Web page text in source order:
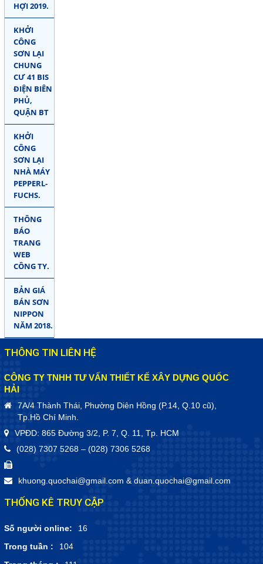
HỢI 2019.
KHỞI
CÔNG
SƠN LẠI
CHUNG
CƯ 41 BIS
ĐIỆN BIÊN
PHỦ,
QUẬN BT
KHỞI
CÔNG
SƠN LẠI
NHÀ MÁY
PEPPERL-
FUCHS.
THÔNG
BÁO
TRANG
WEB
CÔNG TY.
BẢN GIÁ
BÁN SƠN
NIPPON
NĂM 2018.
THÔNG TIN LIÊN HỆ
CÔNG TY TNHH TƯ VẤN THIẾT KẾ XÂY DỰNG QUỐC
HẢI
7A/4 Thành Thái, Phường Diên Hồng (P.14, Q.10 cũ),
Tp.Hồ Chí Minh.
VPĐD: 865 Đường 3/2, P. 7, Q. 11, Tp. HCM
(028) 7307 5268 – (028) 7306 5268
khuong.quochai@gmail.com & duan.quochai@gmail.com
THỐNG KÊ TRUY CẬP
Số người online:
16
Trong tuần :
104